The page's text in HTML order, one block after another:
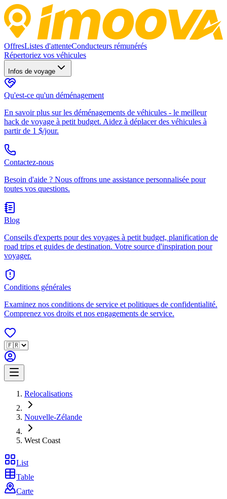
OffresListes d'attenteConducteurs rémunérés
Répertoriez vos véhicules
Infos de voyage
Qu'est-ce qu'un déménagement
En savoir plus sur les déménagements de véhicules - le meilleur
hack de voyage à petit budget. Aidez à déplacer des véhicules à
partir de 1 $/jour.
Contactez-nous
Besoin d'aide ? Nous offrons une assistance personnalisée pour
toutes vos questions.
Blog
Conseils d'experts pour des voyages à petit budget, planification de
road trips et guides de destination. Votre source d'inspiration pour
voyager.
Conditions générales
Examinez nos conditions de service et politiques de confidentialité.
Comprenez vos droits et nos engagements de service.
Relocalisations
Nouvelle-Zélande
West Coast
List
Table
Carte